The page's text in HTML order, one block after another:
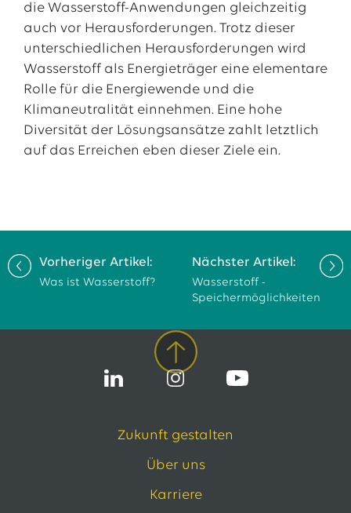
die Wasserstoff-Anwendungen gleichzeitig
auch vor Herausforderungen. Trotz dieser
unterschiedlichen Herausforderungen wird
Wasserstoff als Energieträger eine elementare
Rolle für die Energiewende und die
Klimaneutralität einnehmen. Eine hohe
Diversität der Lösungsansätze zahlt letztlich
auf das Erreichen eben dieser Ziele ein.
Vorheriger Artikel:
Was ist Wasserstoff?
Nächster Artikel:
Wasserstoff -
Speichermöglichkeiten
Zukunft gestalten
Über uns
Karriere